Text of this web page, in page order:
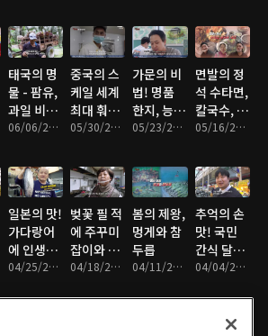
태국의 명
물 - 팜유,
과일 비누,
두리안 06/06/2026 • 44분
중국의 스
케일 세계
최대 훠궈
식당과 모
농장
05/30/2026 • 46분
가문의 비
법! 명품
한지, 능이
닭백숙, 손
05/23/2026 • 46분
면발의 정
석 수타면,
칼국수, 냉
면
05/16/2026 • 47분
일본의 맛!
가다랑어
에 인생을
걸다
04/25/2026 • 47분
벚꽃 필 적
에 주꾸미
잡이와 밥
주는 민박
04/18/2026 • 46분
봄의 제왕,
멍게와 참
두릅
04/11/2026 • 47분
추억의 손
맛! 국민
간식 달인
들
04/04/2026 • 47분